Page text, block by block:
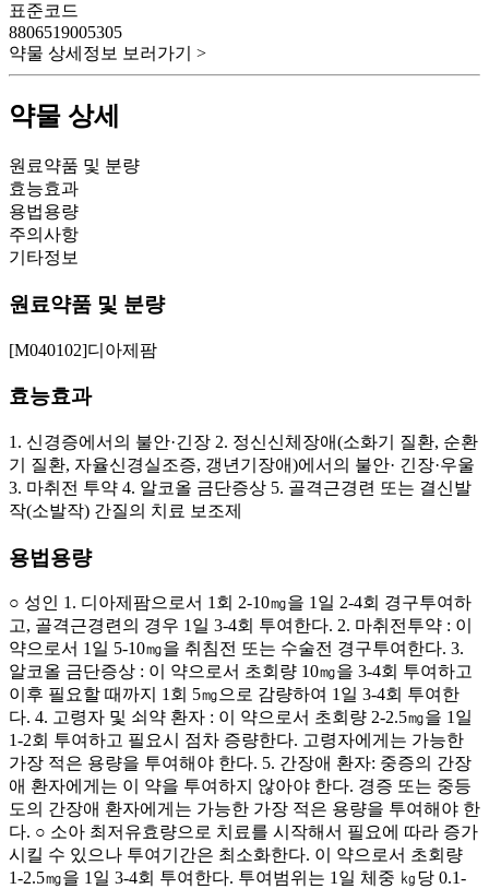
표준코드
8806519005305
약물 상세정보 보러가기 >
약물 상세
원료약품 및 분량
효능효과
용법용량
주의사항
기타정보
원료약품 및 분량
[M040102]디아제팜
효능효과
1. 신경증에서의 불안·긴장 2. 정신신체장애(소화기 질환, 순환
기 질환, 자율신경실조증, 갱년기장애)에서의 불안· 긴장·우울
3. 마취전 투약 4. 알코올 금단증상 5. 골격근경련 또는 결신발
작(소발작) 간질의 치료 보조제
용법용량
○ 성인 1. 디아제팜으로서 1회 2-10㎎을 1일 2-4회 경구투여하
고, 골격근경련의 경우 1일 3-4회 투여한다. 2. 마취전투약 : 이
약으로서 1일 5-10㎎을 취침전 또는 수술전 경구투여한다. 3.
알코올 금단증상 : 이 약으로서 초회량 10㎎을 3-4회 투여하고
이후 필요할 때까지 1회 5㎎으로 감량하여 1일 3-4회 투여한
다. 4. 고령자 및 쇠약 환자 : 이 약으로서 초회량 2-2.5㎎을 1일
1-2회 투여하고 필요시 점차 증량한다. 고령자에게는 가능한
가장 적은 용량을 투여해야 한다. 5. 간장애 환자: 중증의 간장
애 환자에게는 이 약을 투여하지 않아야 한다. 경증 또는 중등
도의 간장애 환자에게는 가능한 가장 적은 용량을 투여해야 한
다. ○ 소아 최저유효량으로 치료를 시작해서 필요에 따라 증가
시킬 수 있으나 투여기간은 최소화한다. 이 약으로서 초회량
1-2.5㎎을 1일 3-4회 투여한다. 투여범위는 1일 체중 ㎏당 0.1-